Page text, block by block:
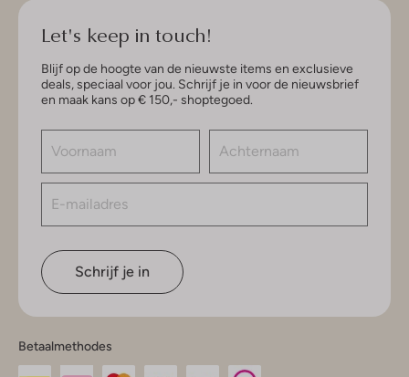
Let's keep in touch!
Blijf op de hoogte van de nieuwste items en exclusieve
deals, speciaal voor jou. Schrijf je in voor de nieuwsbrief
en maak kans op € 150,- shoptegoed.
Schrijf je in
Betaalmethodes